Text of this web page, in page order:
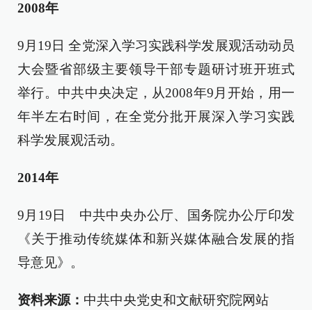
2008年
9月19日 全党深入学习实践科学发展观活动动员
大会暨省部级主要领导干部专题研讨班开班式
举行。中共中央决定，从2008年9月开始，用一
年半左右时间，在全党分批开展深入学习实践
科学发展观活动。
2014年
9月19日 中共中央办公厅、国务院办公厅印发
《关于推动传统媒体和新兴媒体融合发展的指
导意见》。
资料来源： 中共中央党史和文献研究院网站